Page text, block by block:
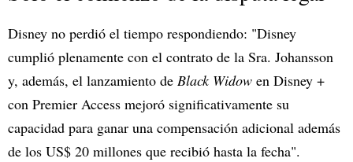
Disney no perdió el tiempo respondiendo: "Disney
cumplió plenamente con el contrato de la Sra. Johansson
y, además, el lanzamiento de Black Widow en Disney +
con Premier Access mejoró significativamente su
capacidad para ganar una compensación adicional además
de los US$ 20 millones que recibió hasta la fecha".